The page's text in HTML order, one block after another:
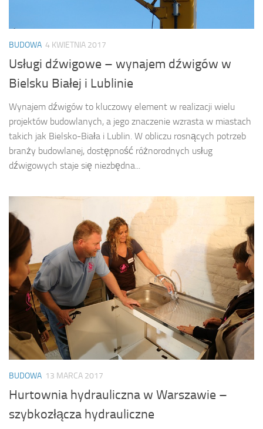
BUDOWA 4 KWIETNIA 2017
Usługi dźwigowe – wynajem dźwigów w
Bielsku Białej i Lublinie
Wynajem dźwigów to kluczowy element w realizacji wielu
projektów budowlanych, a jego znaczenie wzrasta w miastach
takich jak Bielsko-Biała i Lublin. W obliczu rosnących potrzeb
branży budowlanej, dostępność różnorodnych usług
dźwigowych staje się niezbędna...
BUDOWA 13 MARCA 2017
Hurtownia hydrauliczna w Warszawie –
szybkozłącza hydrauliczne